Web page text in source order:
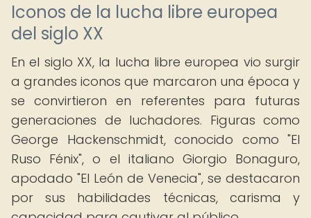
Iconos de la lucha libre europea
del siglo XX
En el siglo XX, la lucha libre europea vio surgir
a grandes iconos que marcaron una época y
se convirtieron en referentes para futuras
generaciones de luchadores. Figuras como
George Hackenschmidt, conocido como "El
Ruso Fénix", o el italiano Giorgio Bonaguro,
apodado "El León de Venecia", se destacaron
por sus habilidades técnicas, carisma y